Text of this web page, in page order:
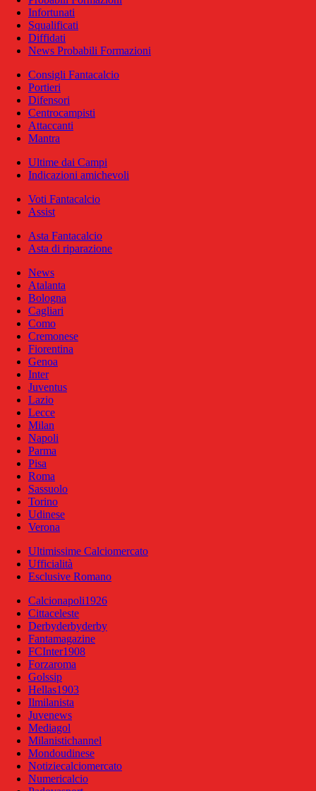
Infortunati
Squalificati
Diffidati
News Probabili Formazioni
Consigli Fantacalcio
Portieri
Difensori
Centrocampisti
Attaccanti
Mantra
Ultime dai Campi
Indicazioni amichevoli
Voti Fantacalcio
Assist
Asta Fantacalcio
Asta di riparazione
News
Atalanta
Bologna
Cagliari
Como
Cremonese
Fiorentina
Genoa
Inter
Juventus
Lazio
Lecce
Milan
Napoli
Parma
Pisa
Roma
Sassuolo
Torino
Udinese
Verona
Ultimissime Calciomercato
Ufficialità
Esclusive Romano
Calcionapoli1926
Cittaceleste
Derbyderbyderby
Fantamagazine
FCInter1908
Forzaroma
Golssip
Hellas1903
Ilmilanista
Juvenews
Mediagol
Milanistichannel
Mondoudinese
Notiziecalciomercato
Numericalcio